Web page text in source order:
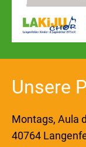
Unsere
Montags, Aula
40764